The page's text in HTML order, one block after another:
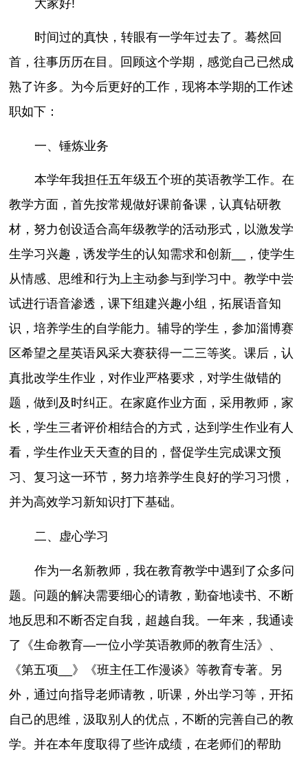
大家好!
时间过的真快，转眼有一学年过去了。蓦然回
首，往事历历在目。回顾这个学期，感觉自己已然成
熟了许多。为今后更好的工作，现将本学期的工作述
职如下：
一、锤炼业务
本学年我担任五年级五个班的英语教学工作。在
教学方面，首先按常规做好课前备课，认真钻研教
材，努力创设适合高年级教学的活动形式，以激发学
生学习兴趣，诱发学生的认知需求和创新__，使学生
从情感、思维和行为上主动参与到学习中。教学中尝
试进行语音渗透，课下组建兴趣小组，拓展语音知
识，培养学生的自学能力。辅导的学生，参加淄博赛
区希望之星英语风采大赛获得一二三等奖。课后，认
真批改学生作业，对作业严格要求，对学生做错的
题，做到及时纠正。在家庭作业方面，采用教师，家
长，学生三者评价相结合的方式，达到学生作业有人
看，学生作业天天查的目的，督促学生完成课文预
习、复习这一环节，努力培养学生良好的学习习惯，
并为高效学习新知识打下基础。
二、虚心学习
作为一名新教师，我在教育教学中遇到了众多问
题。问题的解决需要细心的请教，勤奋地读书、不断
地反思和不断否定自我，超越自我。一年来，我通读
了《生命教育—一位小学英语教师的教育生活》、
《第五项__》《班主任工作漫谈》等教育专著。另
外，通过向指导老师请教，听课，外出学习等，开拓
自己的思维，汲取别人的优点，不断的完善自己的教
学。并在本年度取得了些许成绩，在老师们的帮助